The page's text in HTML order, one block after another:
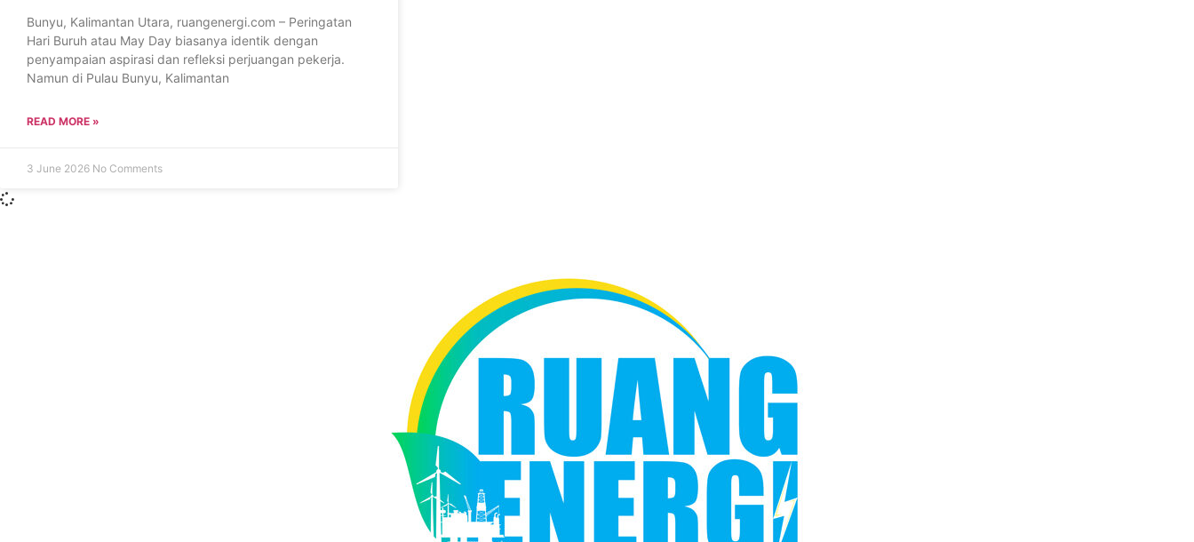
Bunyu, Kalimantan Utara, ruangenergi.com – Peringatan
Hari Buruh atau May Day biasanya identik dengan
penyampaian aspirasi dan refleksi perjuangan pekerja.
Namun di Pulau Bunyu, Kalimantan
READ MORE »
3 June 2026 No Comments